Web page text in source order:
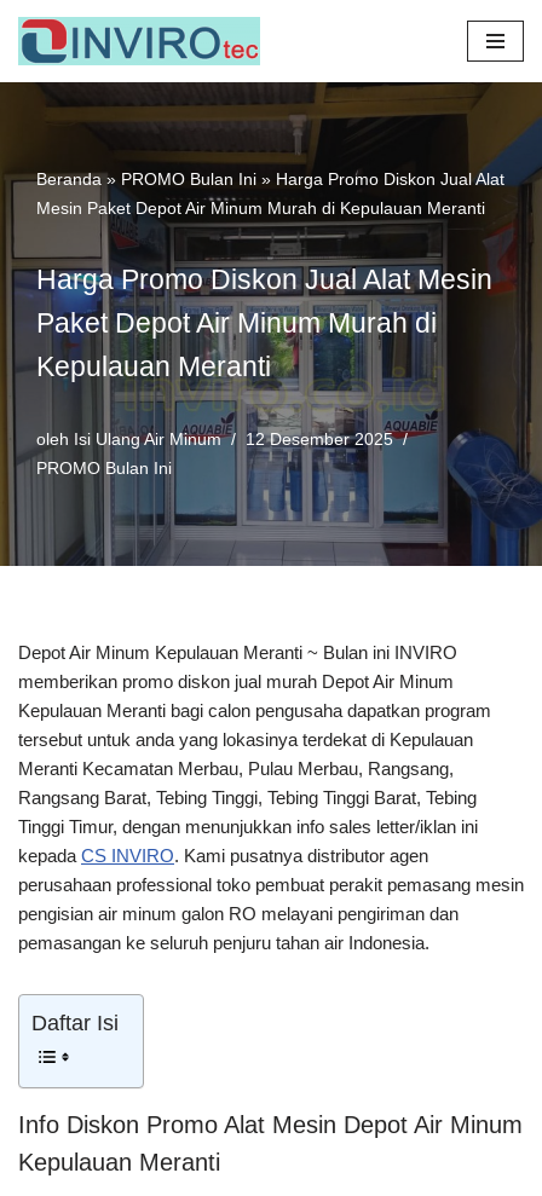
Lompat
Beranda» PROMO Bulan Ini » Harga Promo Diskon Jual Alat
Mesin Paket Depot Air Minum Murah di Kepulauan Meranti
Harga Promo Diskon Jual Alat Mesin
Paket Depot Air Minum Murah di
Kepulauan Meranti
oleh Isi Ulang Air Minum
12 Desember 2025
PROMO Bulan Ini
Depot Air Minum Kepulauan Meranti ~ Bulan ini INVIRO
memberikan promo diskon jual murah Depot Air Minum
Kepulauan Meranti bagi calon pengusaha dapatkan program
tersebut untuk anda yang lokasinya terdekat di Kepulauan
Meranti Kecamatan Merbau, Pulau Merbau, Rangsang,
Rangsang Barat, Tebing Tinggi, Tebing Tinggi Barat, Tebing
Tinggi Timur, dengan menunjukkan info sales letter/iklan ini
kepada CS INVIRO. Kami pusatnya distributor agen
perusahaan professional toko pembuat perakit pemasang mesin
pengisian air minum galon RO melayani pengiriman dan
pemasangan ke seluruh penjuru tahan air Indonesia.
Daftar Isi
Info Diskon Promo Alat Mesin Depot Air Minum
Kepulauan Meranti